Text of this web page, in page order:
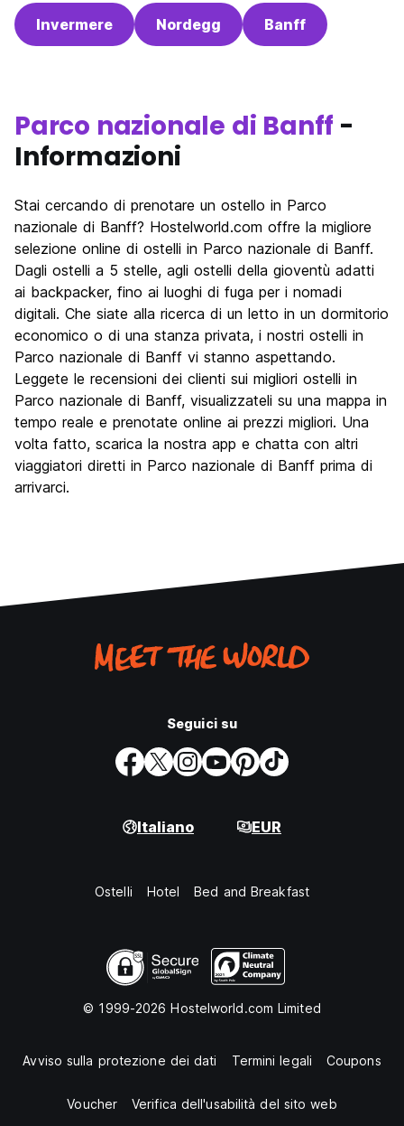
Invermere Nordegg Banff
Parco nazionale di Banff -
Informazioni
Stai cercando di prenotare un ostello in Parco
nazionale di Banff? Hostelworld.com offre la migliore
selezione online di ostelli in Parco nazionale di Banff.
Dagli ostelli a 5 stelle, agli ostelli della gioventù adatti
ai backpacker, fino ai luoghi di fuga per i nomadi
digitali. Che siate alla ricerca di un letto in un dormitorio
economico o di una stanza privata, i nostri ostelli in
Parco nazionale di Banff vi stanno aspettando.
Leggete le recensioni dei clienti sui migliori ostelli in
Parco nazionale di Banff, visualizzateli su una mappa in
tempo reale e prenotate online ai prezzi migliori. Una
volta fatto, scarica la nostra app e chatta con altri
viaggiatori diretti in Parco nazionale di Banff prima di
arrivarci.
Seguici su
Italiano EUR
Ostelli Hotel Bed and Breakfast
© 1999-2026 Hostelworld.com Limited
Avviso sulla protezione dei dati Termini legali Coupons
Voucher Verifica dell'usabilità del sito web